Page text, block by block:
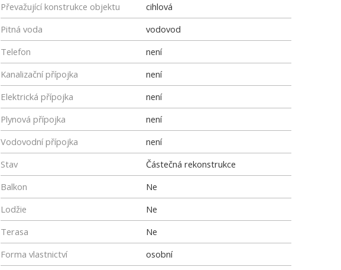
Převažující konstrukce objektu
cihlová
Pitná voda
vodovod
Telefon
není
Kanalizační přípojka
není
Elektrická přípojka
není
Plynová přípojka
není
Vodovodní přípojka
není
Stav
Částečná rekonstrukce
Balkon
Ne
Lodžie
Ne
Terasa
Ne
Forma vlastnictví
osobní